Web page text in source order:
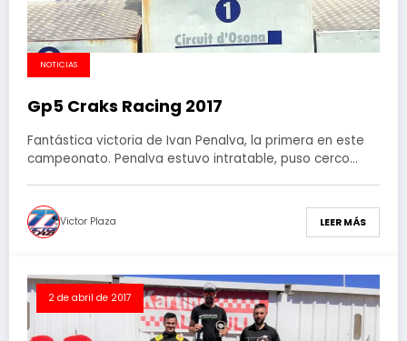
NOTICIAS
Gp5 Craks Racing 2017
Fantástica victoria de Ivan Penalva, la primera en este
campeonato. Penalva estuvo intratable, puso cerco…
Victor Plaza LEER MÁS
2 de abril de 2017